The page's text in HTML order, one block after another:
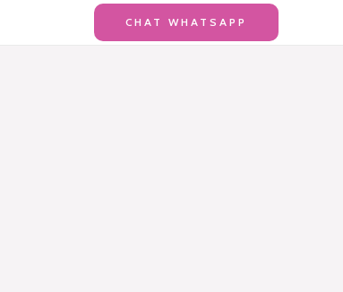
CHAT WHATSAPP